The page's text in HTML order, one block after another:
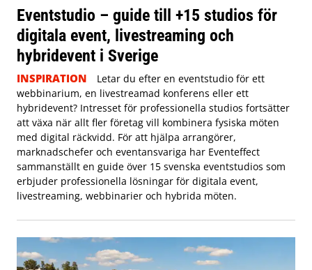
Eventstudio – guide till +15 studios för
digitala event, livestreaming och
hybridevent i Sverige
INSPIRATION
Letar du efter en eventstudio för ett
webbinarium, en livestreamad konferens eller ett
hybridevent? Intresset för professionella studios fortsätter
att växa när allt fler företag vill kombinera fysiska möten
med digital räckvidd. För att hjälpa arrangörer,
marknadschefer och eventansvariga har Eventeffect
sammanställt en guide över 15 svenska eventstudios som
erbjuder professionella lösningar för digitala event,
livestreaming, webbinarier och hybrida möten.